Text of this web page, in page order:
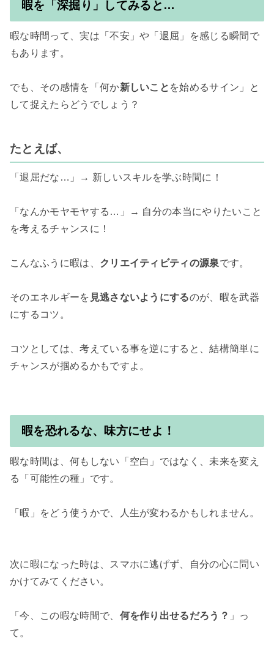
暇を「深掘り」してみると…
暇な時間って、実は「不安」や「退屈」を感じる瞬間で
もあります。
でも、その感情を「何か新しいこと を始めるサイン」と
して捉えたらどうでしょう？
たとえば、
「退屈だな…」→ 新しいスキルを学ぶ時間に！
「なんかモヤモヤする…」→ 自分の本当にやりたいこと
を考えるチャンスに！
こんなふうに暇は、 クリエイティビティの源泉です。
そのエネルギーを 見逃さないようにするのが、暇を武器
にするコツ。
コツとしては、考えている事を逆にすると、結構簡単に
チャンスが掴めるかもですよ。
暇を恐れるな、味方にせよ！
暇な時間は、何もしない「空白」ではなく、未来を変え
る「可能性の種」です。
「暇」をどう使うかで、人生が変わるかもしれません。
次に暇になった時は、スマホに逃げず、自分の心に問い
かけてみてください。
「今、この暇な時間で、 何を作り出せるだろう？ 」っ
て。